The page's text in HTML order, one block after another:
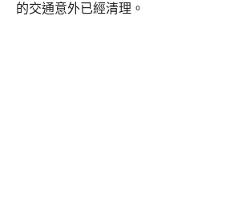
的交通意外已經清理。